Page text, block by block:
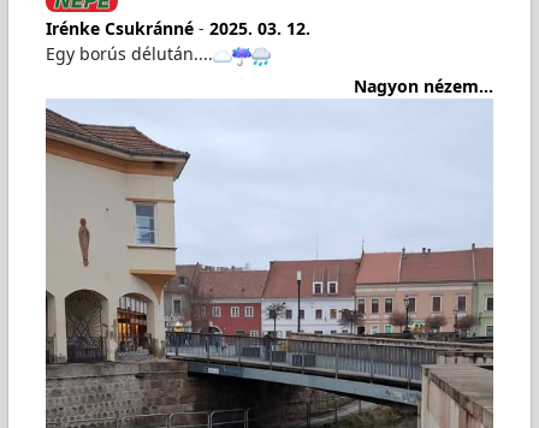
Irénke Csukránné- 2025. 03. 12.
Egy borús délután....
Nagyon nézem...